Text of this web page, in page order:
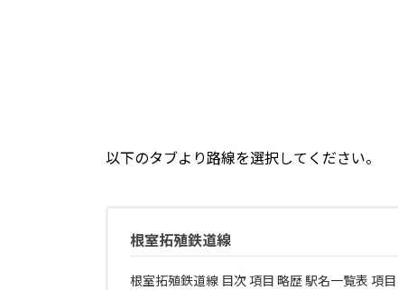
以下のタブより路線を選択してください。
根室拓殖鉄道線
根室拓殖鉄道線 目次 項目 略歴 駅名一覧表 項